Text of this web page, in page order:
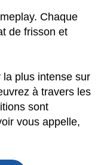
Chaque
de frisson et
plus intense sur
à travers les
sont
vous appelle,